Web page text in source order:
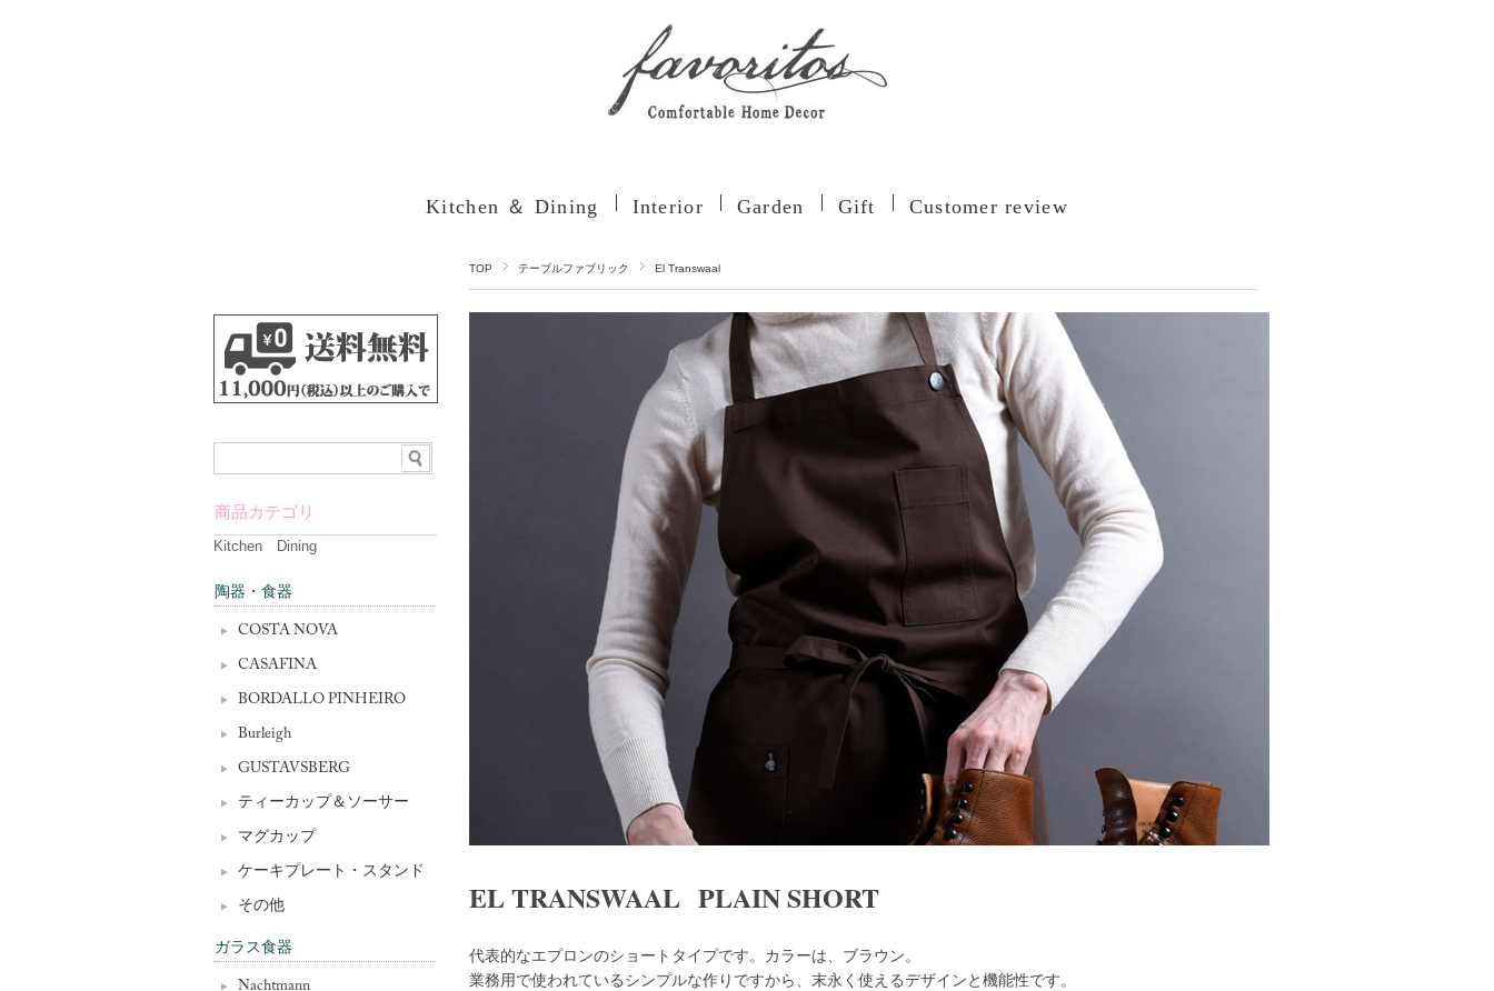
Kitchen ＆ Dining Interior Garden Gift Customer review
TOP テーブルファブリック El Transwaal
EL TRANSWAAL PLAIN SHORT
代表的なエプロンのショートタイプです。カラーは、ブラウン。
業務用で使われているシンプルな作りですから、末永く使えるデザインと機能性です。
商品カテゴリ
Kitchen Dining
陶器・食器
COSTA NOVA
CASAFINA
BORDALLO PINHEIRO
Burleigh
GUSTAVSBERG
ティーカップ＆ソーサー
マグカップ
ケーキプレート・スタンド
その他
ガラス食器
Nachtmann